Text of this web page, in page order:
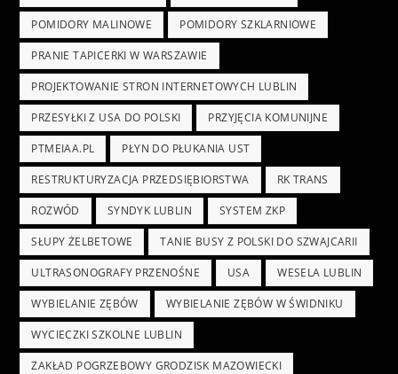
POMIDORY MALINOWE POMIDORY SZKLARNIOWE
PRANIE TAPICERKI W WARSZAWIE
PROJEKTOWANIE STRON INTERNETOWYCH LUBLIN
PRZESYŁKI Z USA DO POLSKI PRZYJĘCIA KOMUNIJNE
PTMEIAA.PL PŁYN DO PŁUKANIA UST
RESTRUKTURYZACJA PRZEDSIĘBIORSTWA RK TRANS
ROZWÓD SYNDYK LUBLIN SYSTEM ZKP
SŁUPY ŻELBETOWE TANIE BUSY Z POLSKI DO SZWAJCARII
ULTRASONOGRAFY PRZENOŚNE USA WESELA LUBLIN
WYBIELANIE ZĘBÓW WYBIELANIE ZĘBÓW W ŚWIDNIKU
WYCIECZKI SZKOLNE LUBLIN
ZAKŁAD POGRZEBOWY GRODZISK MAZOWIECKI